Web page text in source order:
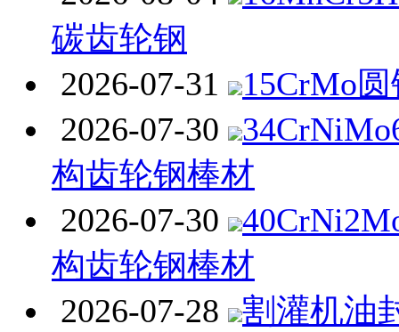
碳齿轮钢
2026-07-31
15CrMo
2026-07-30
构齿轮钢棒材
2026-07-30
构齿轮钢棒材
2026-07-28
割灌机油